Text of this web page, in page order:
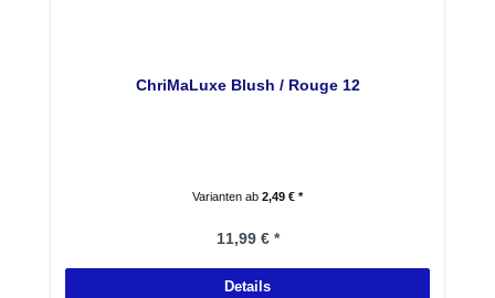
ChriMaLuxe Blush / Rouge 12
Varianten ab 2,49 € *
Regulärer Preis:
11,99 € *
Details